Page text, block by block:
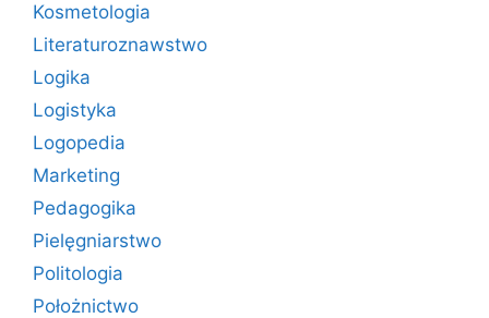
Kosmetologia
Literaturoznawstwo
Logika
Logistyka
Logopedia
Marketing
Pedagogika
Pielęgniarstwo
Politologia
Położnictwo